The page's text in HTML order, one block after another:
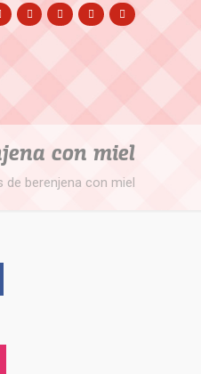
con miel
de berenjena con miel